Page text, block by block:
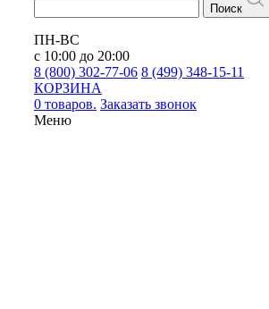
Поиск
ПН-ВС
с 10:00 до 20:00
8 (800) 302-77-06 8 (499) 348-15-11
КОРЗИНА
0 товаров. Заказать звонок
Меню